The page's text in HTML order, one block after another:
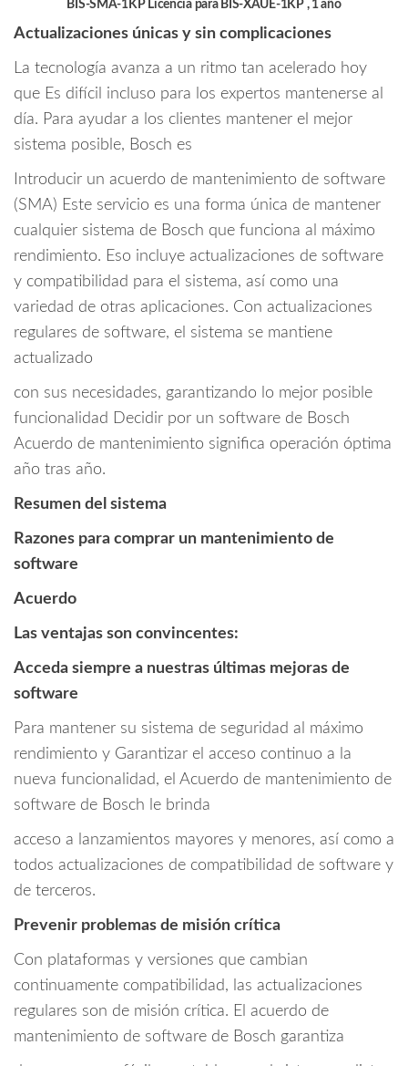
BIS-SMA-1KP Licencia para BIS-XAUE-1KP , 1 año
Actualizaciones únicas y sin complicaciones
La tecnología avanza a un ritmo tan acelerado hoy
que Es difícil incluso para los expertos mantenerse al
día. Para ayudar a los clientes mantener el mejor
sistema posible, Bosch es
Introducir un acuerdo de mantenimiento de software
(SMA) Este servicio es una forma única de mantener
cualquier sistema de Bosch que funciona al máximo
rendimiento. Eso incluye actualizaciones de software
y compatibilidad para el sistema, así como una
variedad de otras aplicaciones. Con actualizaciones
regulares de software, el sistema se mantiene
actualizado
con sus necesidades, garantizando lo mejor posible
funcionalidad Decidir por un software de Bosch
Acuerdo de mantenimiento significa operación óptima
año tras año.
Resumen del sistema
Razones para comprar un mantenimiento de
software
Acuerdo
Las ventajas son convincentes:
Acceda siempre a nuestras últimas mejoras de
software
Para mantener su sistema de seguridad al máximo
rendimiento y Garantizar el acceso continuo a la
nueva funcionalidad, el Acuerdo de mantenimiento de
software de Bosch le brinda
acceso a lanzamientos mayores y menores, así como a
todos actualizaciones de compatibilidad de software y
de terceros.
Prevenir problemas de misión crítica
Con plataformas y versiones que cambian
continuamente compatibilidad, las actualizaciones
regulares son de misión crítica. El acuerdo de
mantenimiento de software de Bosch garantiza